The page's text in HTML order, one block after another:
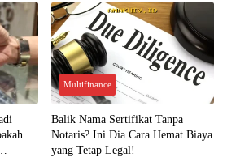
Multifinance
Balik Nama Sertifikat Tanpa
Notaris? Ini Dia Cara Hemat Biaya
yang Tetap Legal!